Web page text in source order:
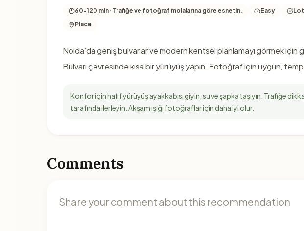
60-120 min · Trafiğe ve fotoğraf molalarına göre esnetin. Easy
Place
Noida’da geniş bulvarlar ve modern kentsel planlamayı görmek için
Bulvarı çevresinde kısa bir yürüyüş yapın. Fotoğraf için uygun,
Konfor için hafif yürüyüş ayakkabısı giyin; su ve şapka taşıyın. Trafiğe
tarafında ilerleyin. Akşam ışığı fotoğraflar için daha iyi olur.
Comments